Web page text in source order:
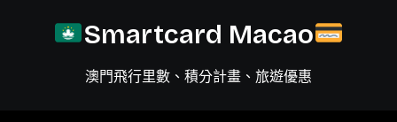
Smartcard Macao
澳門飛行里數、積分計畫、旅遊優惠